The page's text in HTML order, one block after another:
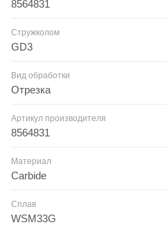
8564831
Стружколом
GD3
Вид обработки
Отрезка
Артикул производителя
8564831
Материал
Carbide
Сплав
WSM33G